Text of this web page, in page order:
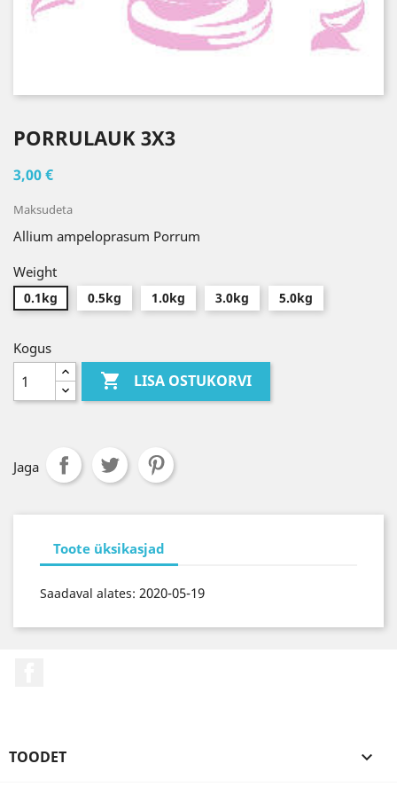
PORRULAUK 3X3
3,00 €
Maksudeta
Allium ampeloprasum Porrum
Weight
0.1kg 0.5kg 1.0kg 3.0kg 5.0kg
Kogus
 LISA OSTUKORVI
Jaga
Toote üksikasjad
Saadaval alates: 2020-05-19
TOODET 